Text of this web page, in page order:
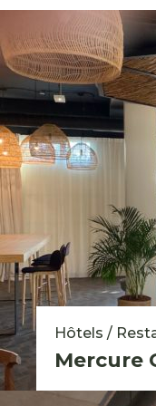
Hôtels /
Mercure